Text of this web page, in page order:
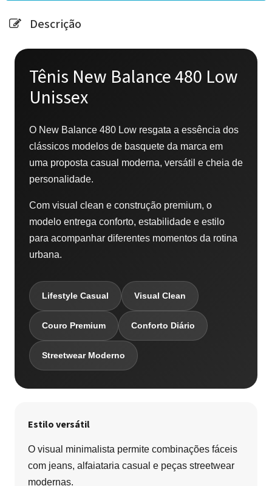
Descrição
Tênis New Balance 480 Low
Unissex
O New Balance 480 Low resgata a essência dos
clássicos modelos de basquete da marca em
uma proposta casual moderna, versátil e cheia de
personalidade.
Com visual clean e construção premium, o
modelo entrega conforto, estabilidade e estilo
para acompanhar diferentes momentos da rotina
urbana.
Lifestyle Casual Visual Clean
Couro Premium Conforto Diário
Streetwear Moderno
Estilo versátil
O visual minimalista permite combinações fáceis
com jeans, alfaiataria casual e peças streetwear
modernas.